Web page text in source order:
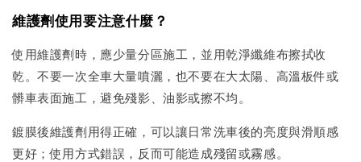
維護劑使用要注意什麼？
使用維護劑時，應少量分區施工，並用乾淨纖維布擦拭收
乾。不要一次全車大量噴灑，也不要在大太陽、高溫板件或
髒車表面施工，避免殘影、油影或擦不均。
鍍膜後維護劑用得正確，可以讓日常洗車後的亮度與滑順感
更好；使用方式錯誤，反而可能造成殘留或霧感。